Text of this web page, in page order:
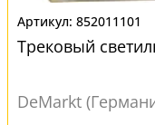
852011101
Трековый
DeMarkt